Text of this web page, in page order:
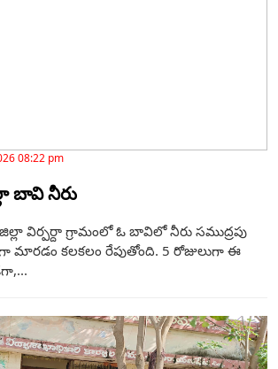
08:22 pm
బావి నీరు
విర్పర్దా గ్రామంలో ఓ బావిలో నీరు సముద్రపు
మారడం కలకలం రేపుతోంది. 5 రోజులుగా ఈ